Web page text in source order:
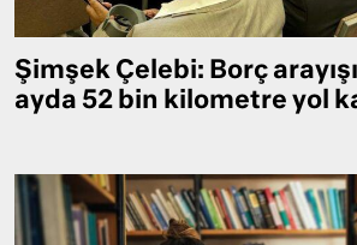
Şimşek Çelebi: Borç
ayda 52 bin kilometre yol